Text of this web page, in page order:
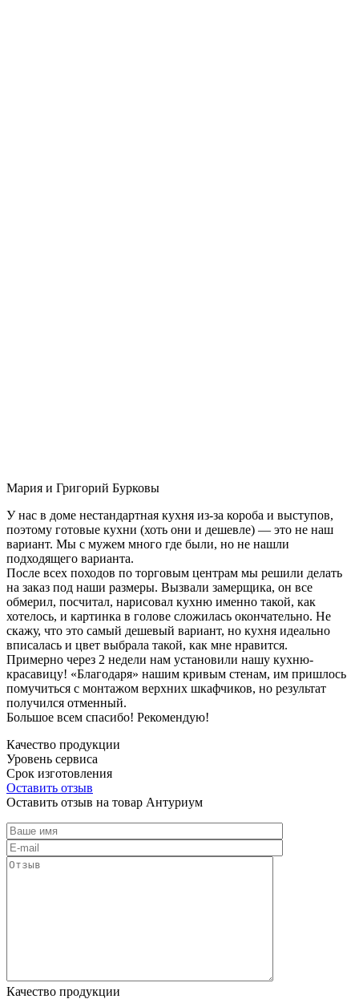
Мария и Григорий Бурковы
У нас в доме нестандартная кухня из-за короба и выступов,
поэтому готовые кухни (хоть они и дешевле) — это не наш
вариант. Мы с мужем много где были, но не нашли
подходящего варианта.
После всех походов по торговым центрам мы решили делать
на заказ под наши размеры. Вызвали замерщика, он все
обмерил, посчитал, нарисовал кухню именно такой, как
хотелось, и картинка в голове сложилась окончательно. Не
скажу, что это самый дешевый вариант, но кухня идеально
вписалась и цвет выбрала такой, как мне нравится.
Примерно через 2 недели нам установили нашу кухню-
красавицу! «Благодаря» нашим кривым стенам, им пришлось
помучиться с монтажом верхних шкафчиков, но результат
получился отменный.
Большое всем спасибо! Рекомендую!
Качество продукции
Уровень сервиса
Срок изготовления
Оставить отзыв
Оставить отзыв на товар Антуриум
Качество продукции